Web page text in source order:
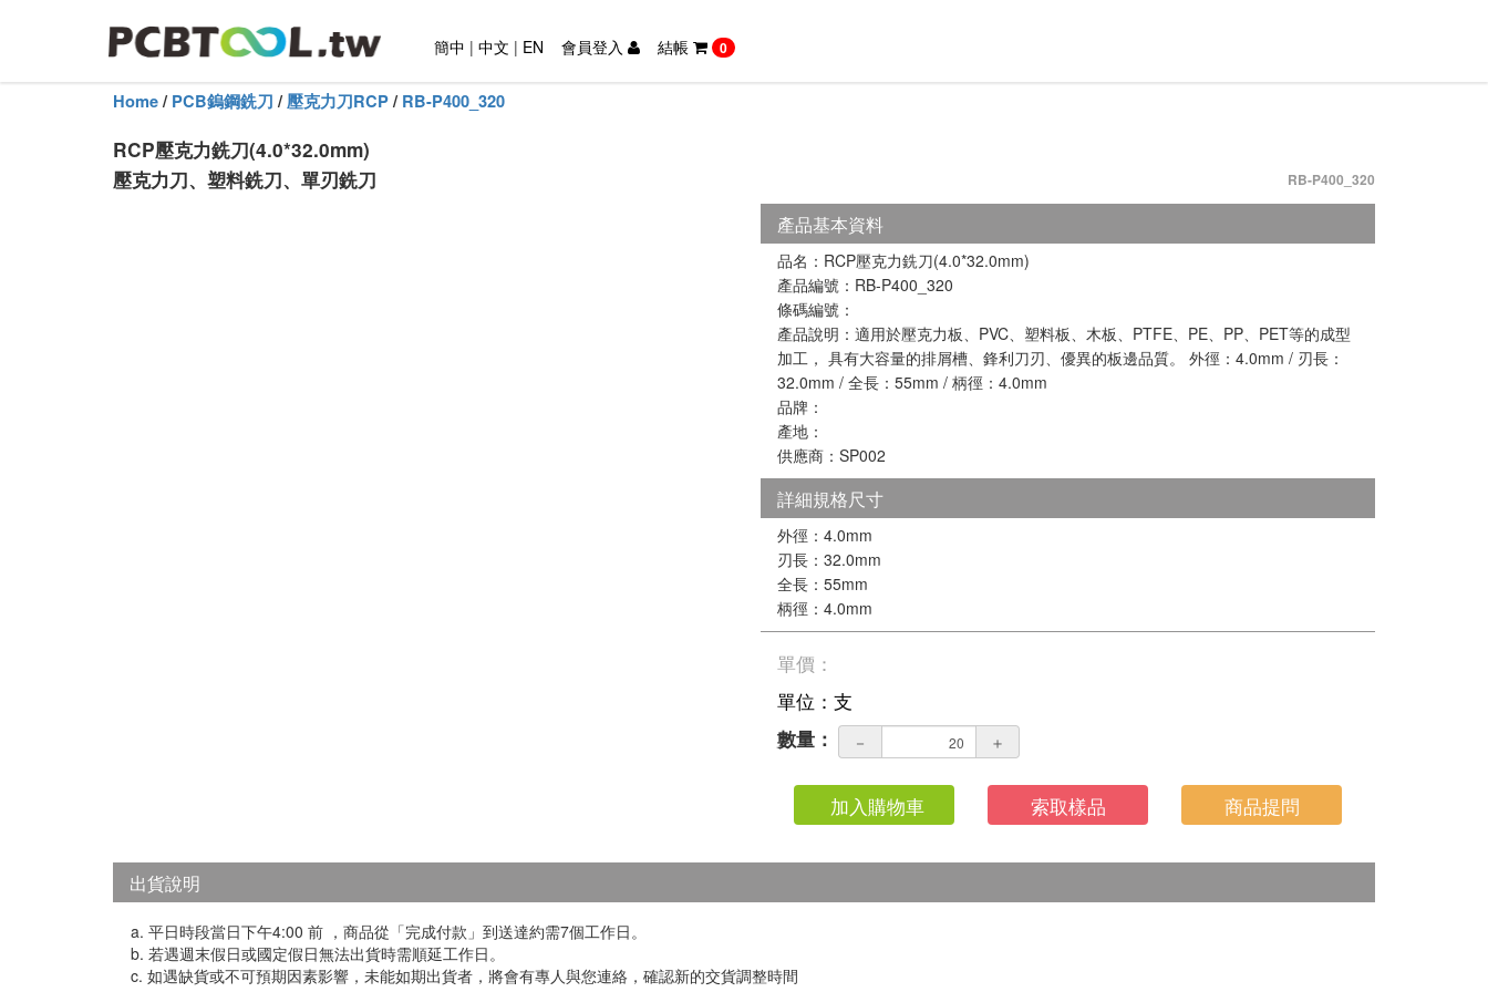
簡中 | 中文 | EN 會員登入 結帳 0
Home/PCB鎢鋼銑刀 /壓克力刀RCP/RB-P400_320
RCP壓克力銑刀(4.0*32.0mm)
壓克力刀、塑料銑刀、單刃銑刀
RB-P400_320
產品基本資料
品名：RCP壓克力銑刀(4.0*32.0mm)
產品編號：RB-P400_320
條碼編號：
產品說明：適用於壓克力板、PVC、塑料板、木板、PTFE、PE、PP、PET等的成型
加工， 具有大容量的排屑槽、鋒利刀刃、優異的板邊品質。 外徑：4.0mm / 刃長：
32.0mm / 全長：55mm / 柄徑：4.0mm
品牌：
產地：
供應商：SP002
詳細規格尺寸
外徑：4.0mm
刃長：32.0mm
全長：55mm
柄徑：4.0mm
單價：
單位：支
數量： － ＋
加入購物車 索取樣品 商品提問
出貨說明
a. 平日時段當日下午4:00 前 ，商品從「完成付款」到送達約需7個工作日。
b. 若遇週末假日或國定假日無法出貨時需順延工作日。
c. 如遇缺貨或不可預期因素影響，未能如期出貨者，將會有專人與您連絡，確認新的交貨調整時間